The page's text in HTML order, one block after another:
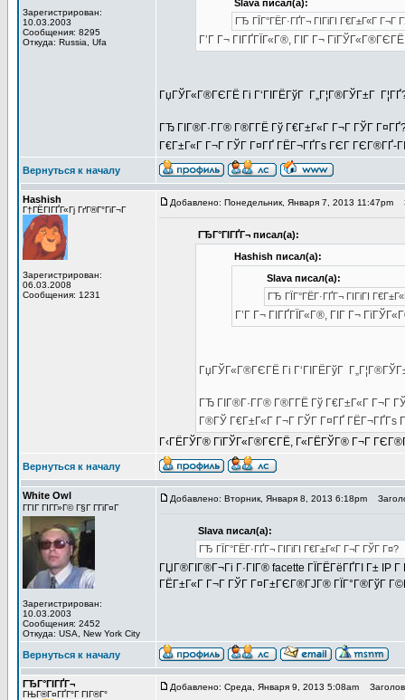
Зарегистрирован:
10.03.2003
Сообщения: 8295
Откуда: Russia, Ufa
Slava писал(а):
ГЂ ГЇГ°ГЁГ·ГҐГ¬ ГІГіГІ Г€Г±Г«Г Г¬Г
Г’Г Г¬ ГІГҐГЇГ«Г®, ГІГ Г¬
ГџГЎГ«Г®ГЄГЁ Гі Г‘ГІГЁГўГ Г„Г¦Г®ГЎГ±Г
ГЂ ГІГ®Г·Г­Г® Г®Г­ГЁ Гў Г€Г±Г«Г Г¬Г ГЎГ
Г€Г±Г«Г Г¬Г ГЎГ Г¤ГҐ ГЁГ¬ГҐГѕ ГЄГ ГЄГ®ГҐ-
Вернуться к началу
Hashish
Г†ГЁГІГҐГ«Гј ГґГ®Г°ГіГ¬Г
Зарегистрирован:
06.03.2008
Сообщения: 1231
Добавлено: Понедельник, Января 7, 2013 11:47pm
ГЂГ°ГІГҐГ¬ писал(а):
Hashish писал(а):
Slava писал(а):
ГЂ ГЇГ°ГЁГ·ГҐГ¬ ГІГіГІ
Г’Г Г¬ ГІГҐГЇГ«Г®, ГІГ Г¬
ГџГЎГ«Г®ГЄГЁ Гі Г‘ГІГЁГўГ
ГЂ ГІГ®Г·Г­Г® Г®Г­ГЁ Гў Г€Г±Г«Г Г¬Г
Г®ГЎ Г€Г±Г«Г Г¬Г ГЎГ Г¤ГҐ ГЁГ¬ГҐГѕ
Г‹ГЁГЎГ® ГїГЎГ«Г®ГЄГЁ, Г«ГЁГЎГ® Г¬Г
Вернуться к началу
White Owl
ГГІГ ГІГ­Г»Г© Г§Г Г­ГіГ¤Г
Зарегистрирован:
10.03.2003
Сообщения: 2452
Откуда: USA, New York City
Добавлено: Вторник, Января 8, 2013 6:18pm
Slava писал(а):
ГЂ ГЇГ°ГЁГ·ГҐГ¬ ГІГіГІ Г€Г±Г«Г Г¬Г ГЎГ Г¤?
ГЏГ®ГІГ®Г¬Гі Г·ГІГ® facette ГЇГЁГёГҐГІ Г± IP
ГЁГ±Г«Г Г¬Г ГЎГ Г¤Г±ГЄГ®ГЈГ® ГЇГ°Г®ГўГ
Вернуться к началу
ГЂГ°ГІГҐГ¬
ГЊГ®Г¤ГҐГ°Г ГІГ®Г°
Добавлено: Среда, Января 9, 2013 5:08am